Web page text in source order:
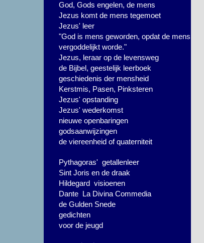
God, Gods engelen, de mens
Jezus komt de mens tegemoet
Jezus' leer
"God is mens geworden, opdat de mens
vergoddelijkt worde."
Jezus, leraar op de levensweg
de Bijbel, geestelijk leerboek
geschiedenis der mensheid
Kerstmis, Pasen, Pinksteren
Jezus' opstanding
Jezus' wederkomst
nieuwe openbaringen
godsaanwijzingen
de viereenheid of quaterniteit
Pythagoras' getallenleer
Sint Joris en de draak
Hildegard visioenen
Dante La Divina Commedia
de Gulden Snede
gedichten
voor de jeugd